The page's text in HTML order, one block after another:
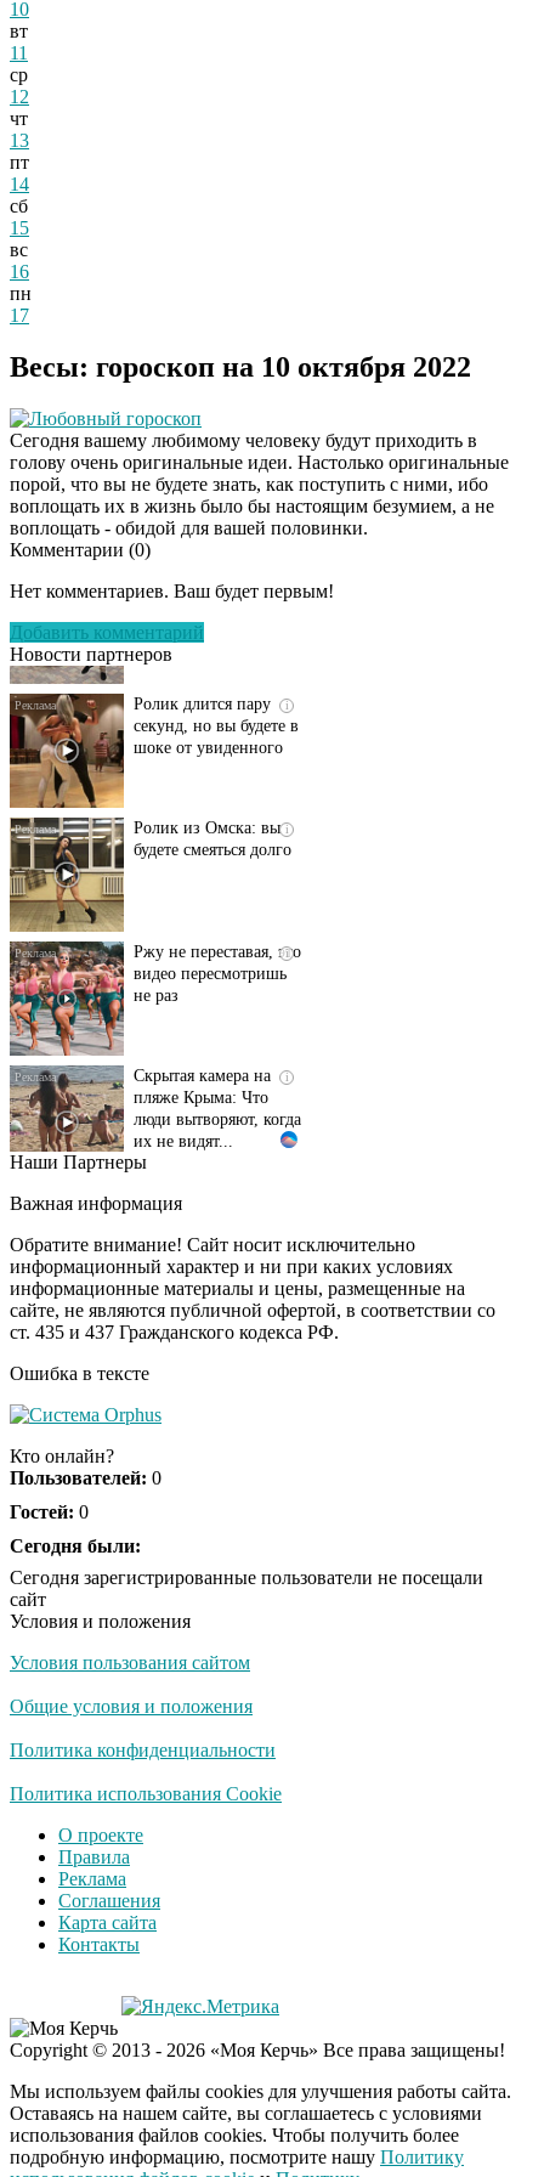
10
вт
11
ср
12
чт
13
пт
14
сб
15
вс
16
пн
17
Весы: гороскоп на 10 октября 2022
Любовный гороскоп
Сегодня вашему любимому человеку будут приходить в
голову очень оригинальные идеи. Настолько оригинальные
порой, что вы не будете знать, как поступить с ними, ибо
воплощать их в жизнь было бы настоящим безумием, а не
воплощать - обидой для вашей половинки.
Комментарии (0)
Нет комментариев. Ваш будет первым!
Добавить комментарий
Новости партнеров
Этот танец невесты
Пересмотрела 10 раз
секунд, но вы будете в
шоке от увиденного
будете смеяться долго
видео пересмотришь
не раз
пляже Крыма: Что
люди вытворяют, когда
их не видят...
Ролик длится
смеяться вы будете
i
Королева вагона
отожгла! Видео не
оставит равнодушным
Резиновая лента для
выбирают садоводы
Наши Партнеры
Важная информация
Обратите внимание! Сайт носит исключительно
информационный характер и ни при каких условиях
информационные материалы и цены, размещенные на
сайте, не являются публичной офертой, в соответствии со
ст. 435 и 437 Гражданского кодекса РФ.
Ошибка в тексте
Кто онлайн?
Пользователей: 0
Гостей: 0
Сегодня были:
Сегодня зарегистрированные пользователи не посещали
сайт
Условия и положения
Условия пользования сайтом
Общие условия и положения
Политика конфиденциальности
Политика использования Cookie
О проекте
Правила
Реклама
Соглашения
Карта сайта
Контакты
Copyright © 2013 - 2026 «Моя Керчь» Все права защищены!
Мы используем файлы cookies для улучшения работы сайта.
Оставаясь на нашем сайте, вы соглашаетесь с условиями
использования файлов cookies. Чтобы получить более
подробную информацию, посмотрите нашу Политику